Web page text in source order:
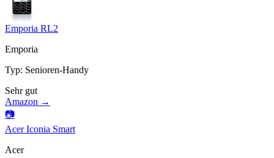
Emporia RL2
Emporia
Typ: Senioren-Handy
Sehr gut
Amazon →
📷
Acer Iconia Smart
Acer